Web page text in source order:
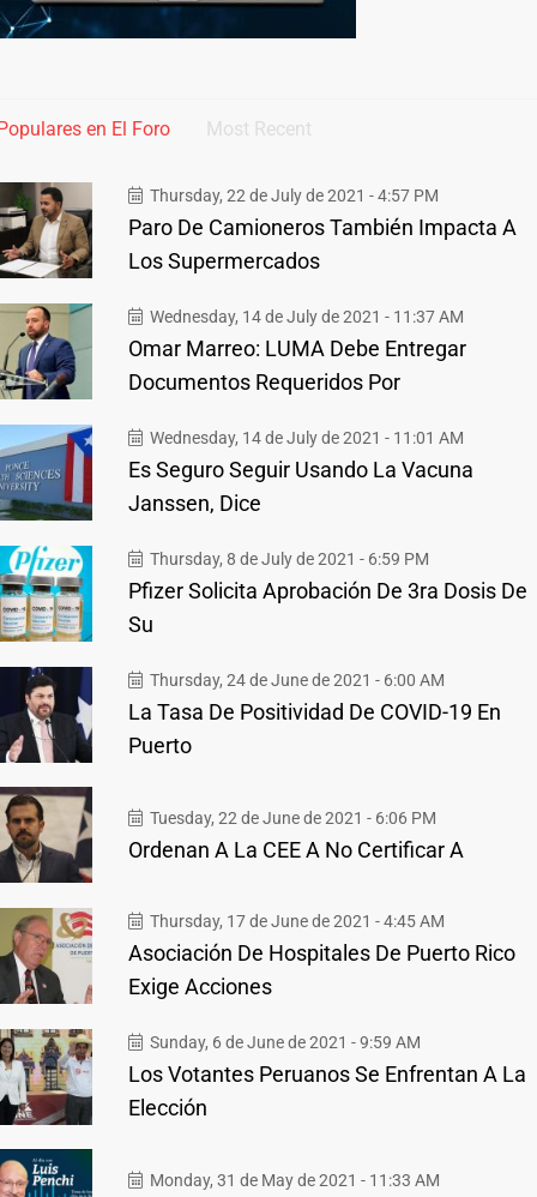
en El Foro Most Recent
Thursday, 22 de July de 2021 - 4:57 PM
Paro De Camioneros También Impacta A
Los Supermercados
Wednesday, 14 de July de 2021 - 11:37 AM
Omar Marreo: LUMA Debe Entregar
Documentos Requeridos Por
Wednesday, 14 de July de 2021 - 11:01 AM
Es Seguro Seguir Usando La Vacuna
Janssen, Dice
Thursday, 8 de July de 2021 - 6:59 PM
Pfizer Solicita Aprobación De 3ra Dosis De
Su
Thursday, 24 de June de 2021 - 6:00 AM
La Tasa De Positividad De COVID-19 En
Puerto
Tuesday, 22 de June de 2021 - 6:06 PM
Ordenan A La CEE A No Certificar A
Thursday, 17 de June de 2021 - 4:45 AM
Asociación De Hospitales De Puerto Rico
Exige Acciones
Sunday, 6 de June de 2021 - 9:59 AM
Los Votantes Peruanos Se Enfrentan A La
Elección
Monday, 31 de May de 2021 - 11:33 AM